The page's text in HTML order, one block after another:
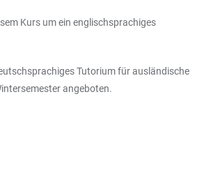
Kurs um ein englischsprachiges
Tutorium für ausländische
angeboten.